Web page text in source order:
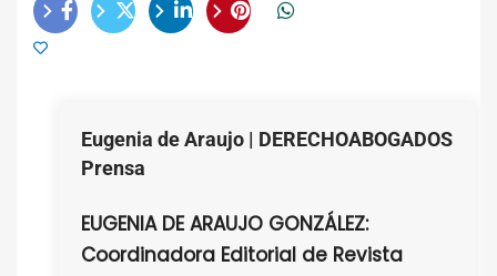
Eugenia de Araujo | DERECHOABOGADOS
Prensa
EUGENIA DE ARAUJO GONZÁLEZ:
Coordinadora Editorial de Revista